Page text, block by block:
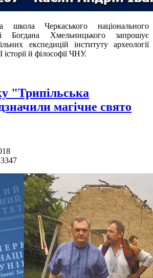
школа Черкаського національного
Богдана Хмельницького запрошує
експедицій інституту археології
й філософії ЧНУ.
"Трипільська
магічне свято